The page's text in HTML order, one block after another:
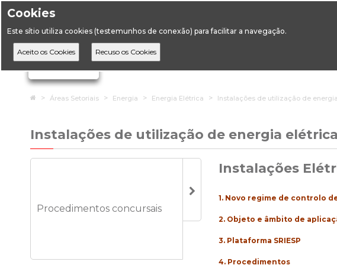
Cookies
Este sítio utiliza cookies (testemunhos de conexão) para facilitar a navegação.
Ignorar links de navegação
HomeÁreas Setoriais Energia Energia Elétrica Instalações de utilização de
Instalações de utilização de energia elétrica
Procedimentos concursais
Instalações
1. Novo regime de controlo
2. Objeto e âmbito de
3. Plataforma SRIESP
4. Procedimentos